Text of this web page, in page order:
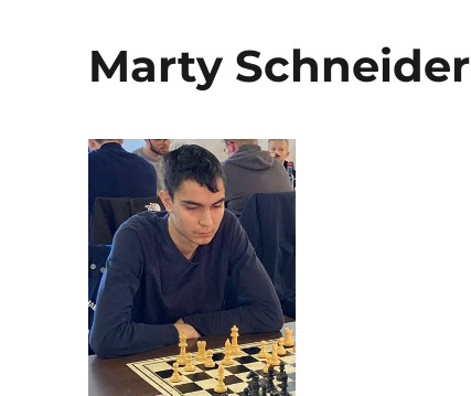
Marty Schneider